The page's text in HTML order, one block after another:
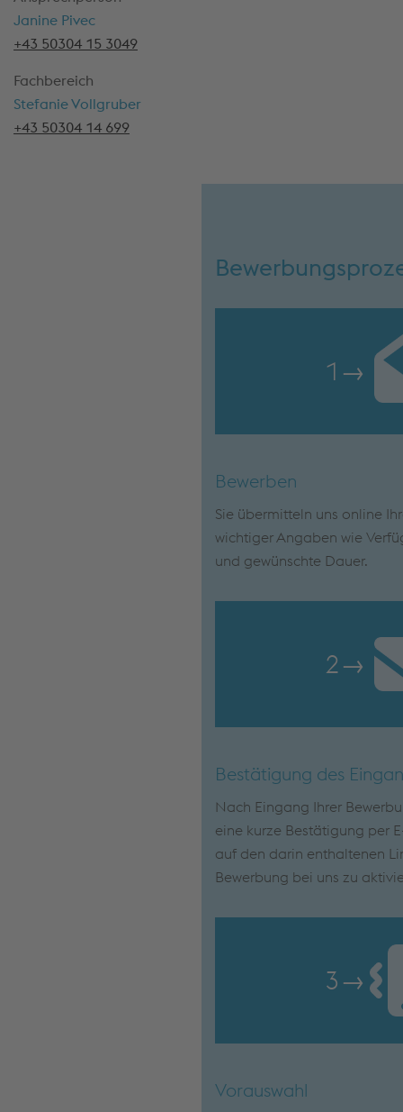
Janine Pivec
+43 50304 15 3049
Fachbereich
Stefanie Vollgruber
+43 50304 14 699
1 →
Bewerben
Sie übermitteln uns online
wichtiger Angaben wie
und gewünschte Dauer.
2→
Bestätigung des
Nach Eingang Ihrer
eine kurze Bestätigung per
auf den darin enthaltenen
Bewerbung bei uns zu
3→
Vorauswahl